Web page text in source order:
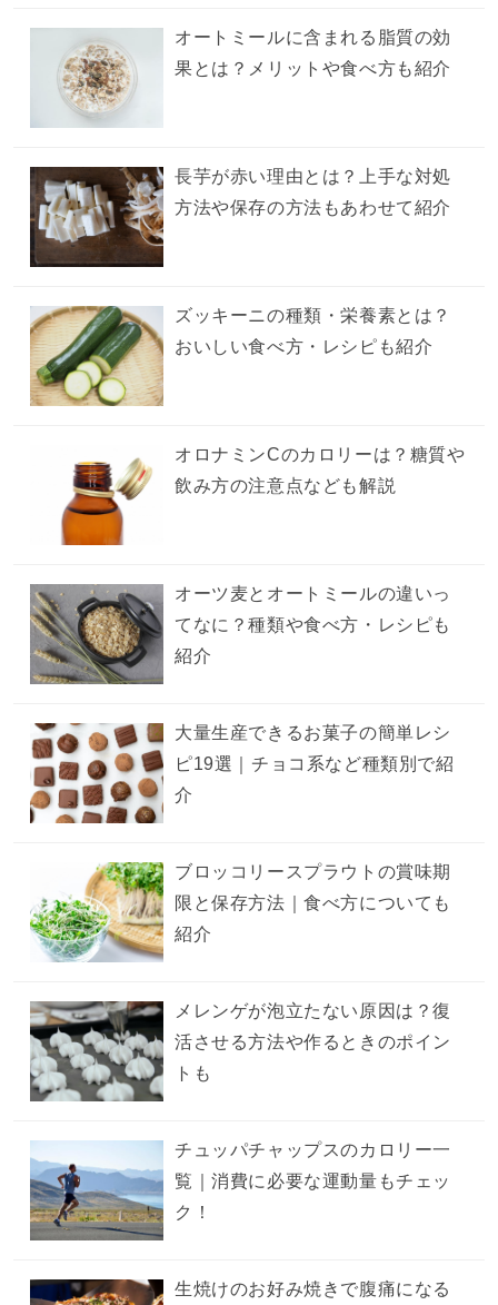
オートミールに含まれる脂質の効
果とは？メリットや食べ方も紹介
長芋が赤い理由とは？上手な対処
方法や保存の方法もあわせて紹介
ズッキーニの種類・栄養素とは？
おいしい食べ方・レシピも紹介
オロナミンCのカロリーは？糖質や
飲み方の注意点なども解説
オーツ麦とオートミールの違いっ
てなに？種類や食べ方・レシピも
紹介
大量生産できるお菓子の簡単レシ
ピ19選｜チョコ系など種類別で紹
介
ブロッコリースプラウトの賞味期
限と保存方法｜食べ方についても
紹介
メレンゲが泡立たない原因は？復
活させる方法や作るときのポイン
トも
チュッパチャップスのカロリー一
覧｜消費に必要な運動量もチェッ
ク！
生焼けのお好み焼きで腹痛になる